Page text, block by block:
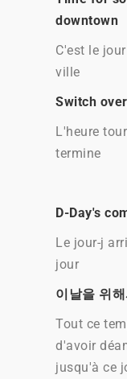
downtown
C'est le
ville
Switch
L'heure
termine
D-Day's
Le jour-j
jour
이날을 위
Tout ce
d'avoir
jusqu'à ce